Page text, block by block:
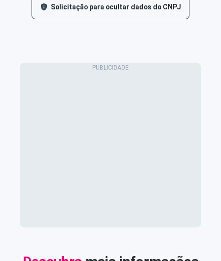
Solicitação para ocultar dados do CNPJ